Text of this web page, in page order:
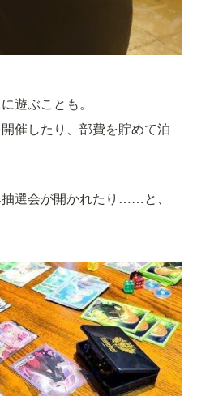
遊ぶことも。
催したり、部費を貯めて泊
選会が開かれたり……と、